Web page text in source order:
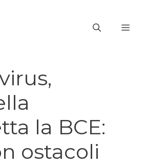
la BCE:
ostacoli